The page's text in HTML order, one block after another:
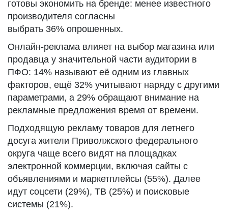
готовы экономить на бренде: менее известного
производителя согласны
выбрать 36% опрошенных.
Онлайн-реклама влияет на выбор магазина или
продавца у значительной части аудитории в
ПФО: 14% называют её одним из главных
факторов, ещё 32% учитывают наряду с другими
параметрами, а 29% обращают внимание на
рекламные предложения время от времени.
Подходящую рекламу товаров для летнего
досуга жители Приволжского федерального
округа чаще всего видят на площадках
электронной коммерции, включая сайты с
объявлениями и маркетплейсы (55%). Далее
идут соцсети (29%), ТВ (25%) и поисковые
системы (21%).